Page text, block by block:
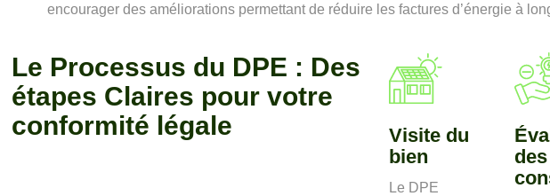
encourager des améliorations permettant de réduire les factures d’énergie à
Le Processus du DPE : Des
étapes Claires pour votre
conformité légale
Visite du
bien
Le DPE
des